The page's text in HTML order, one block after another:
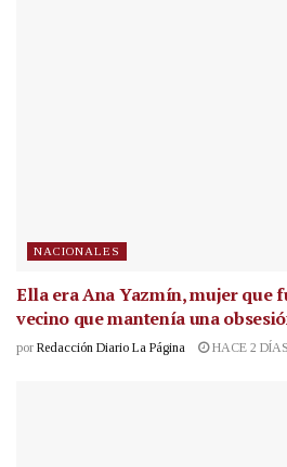
NACIONALES
Ella era Ana Yazmín, mujer que
vecino que mantenía una
por Redacción Diario La Página HACE 2 DÍAS